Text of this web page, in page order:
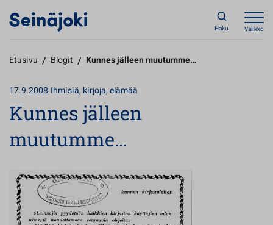
Haku Valikko
Etusivu / Blogit / Kunnes jälleen muutumme…
17.9.2008 Ihmisiä, kirjoja, elämää
Kunnes jälleen
muutumme…